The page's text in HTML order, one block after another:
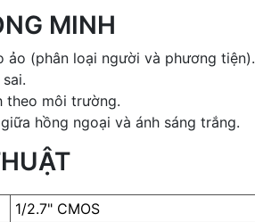
MINH
ảo (phân loại người và phương tiện).
theo môi trường.
hồng ngoại và ánh sáng trắng.
1/2.7" CMOS